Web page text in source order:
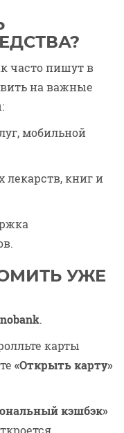
часто пишут в
на важные
мобильной
лекарств, книг и
УЖЕ
.
карты
«Открыть карту»
кэшбэк»